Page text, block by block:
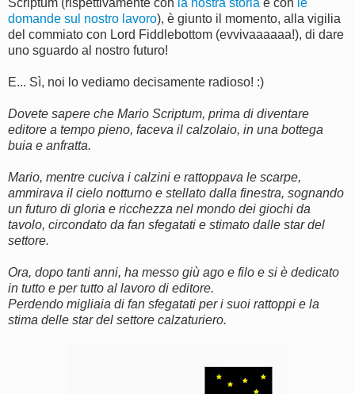
domande sul nostro lavoro), è giunto il momento, alla vigilia
del commiato con Lord Fiddlebottom (evvivaaaaaa!), di dare
uno sguardo al nostro futuro!
E... Sì, noi lo vediamo decisamente radioso! :)
Dovete sapere che Mario Scriptum, prima di diventare
editore a tempo pieno, faceva il calzolaio, in una bottega
buia e anfratta.
Mario, mentre cuciva i calzini e rattoppava le scarpe,
ammirava il cielo notturno e stellato dalla finestra, sognando
un futuro di gloria e ricchezza nel mondo dei giochi da
tavolo, circondato da fan sfegatati e stimato dalle star del
settore.
Ora, dopo tanti anni, ha messo giù ago e filo e si è dedicato
in tutto e per tutto al lavoro di editore.
Perdendo migliaia di fan sfegatati per i suoi rattoppi e la
stima delle star del settore calzaturiero.